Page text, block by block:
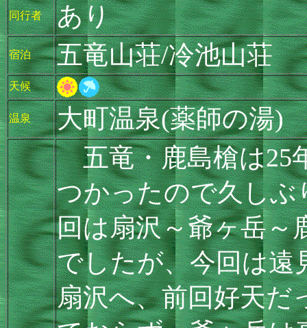
同行者 あり
宿泊 五竜山荘/冷池山荘
天候
温泉 大町温泉(薬師の湯)
五竜・鹿島槍は25
つかったので久し
回は扇沢～爺ヶ岳～
でしたが、今回は遠
扇沢へ、前回好天だ